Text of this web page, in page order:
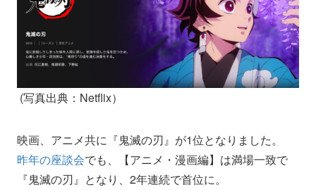
(写真出典：Netflix）
映画、アニメ共に『鬼滅の刃』が1位となりました。
昨年の座談会でも、【アニメ・漫画編】は満場一致で
『鬼滅の刃』となり、2年連続で首位に。